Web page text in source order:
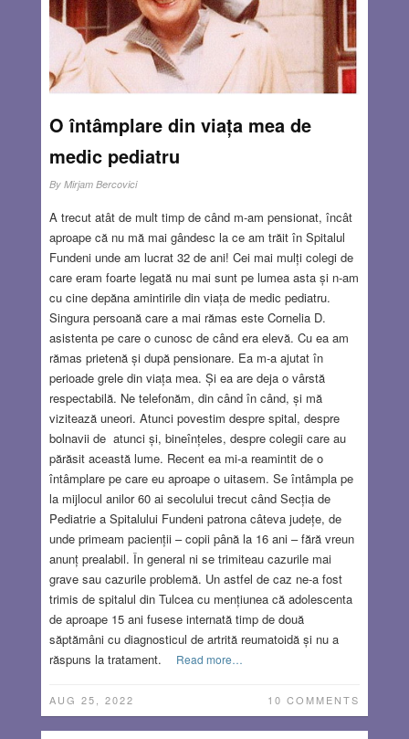
O întâmplare din viața mea de
medic pediatru
By Mirjam Bercovici
A trecut atât de mult timp de când m-am pensionat, încât
aproape că nu mă mai gândesc la ce am trăit în Spitalul
Fundeni unde am lucrat 32 de ani! Cei mai mulți colegi de
care eram foarte legată nu mai sunt pe lumea asta și n-am
cu cine depăna amintirile din viața de medic pediatru.
Singura persoană care a mai rămas este Cornelia D.
asistenta pe care o cunosc de când era elevă. Cu ea am
rămas prietenă și după pensionare. Ea m-a ajutat în
perioade grele din viața mea. Și ea are deja o vârstă
respectabilă. Ne telefonăm, din când în când, și mă
vizitează uneori. Atunci povestim despre spital, despre
bolnavii de atunci și, bineînțeles, despre colegii care au
părăsit această lume. Recent ea mi-a reamintit de o
întâmplare pe care eu aproape o uitasem. Se întâmpla pe
la mijlocul anilor 60 ai secolului trecut când Secția de
Pediatrie a Spitalului Fundeni patrona câteva județe, de
unde primeam pacienții – copii până la 16 ani – fără vreun
anunț prealabil. În general ni se trimiteau cazurile mai
grave sau cazurile problemă. Un astfel de caz ne-a fost
trimis de spitalul din Tulcea cu mențiunea că adolescenta
de aproape 15 ani fusese internată timp de două
săptămâni cu diagnosticul de artrită reumatoidă și nu a
răspuns la tratament.
Read more…
AUG 25, 2022 10 COMMENTS